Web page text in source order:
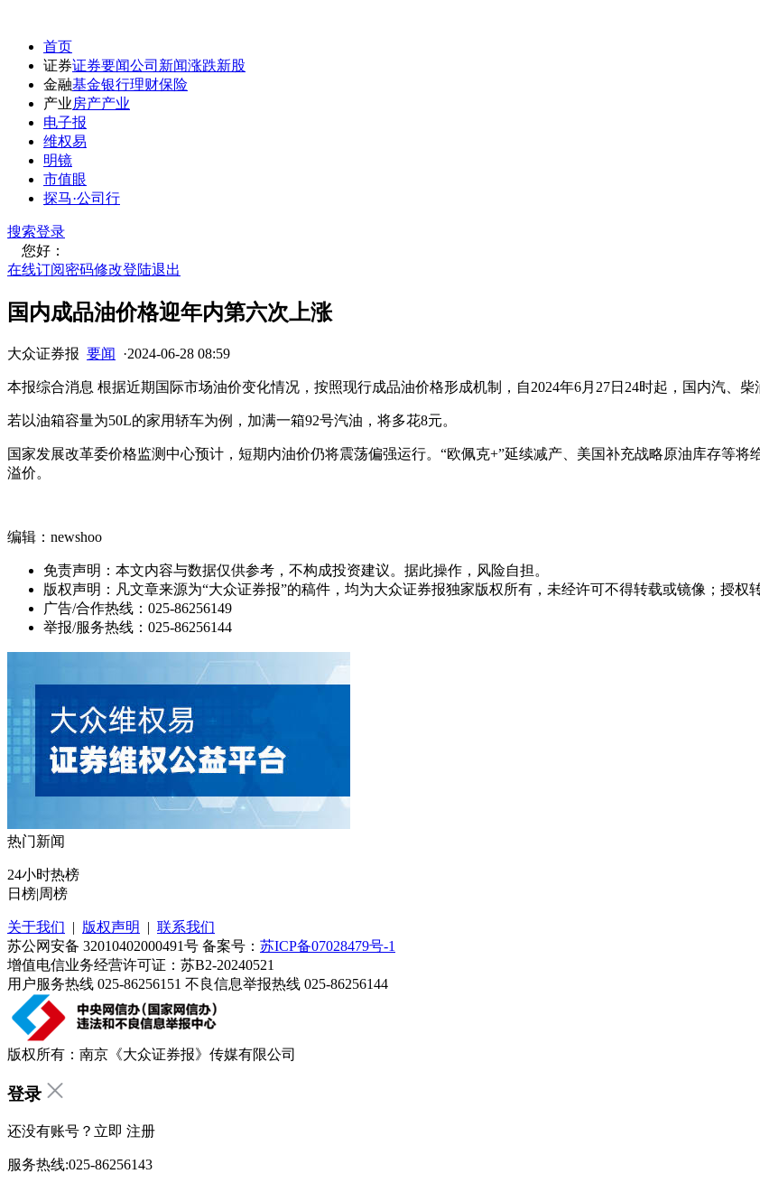
首页
证券证券要闻公司新闻涨跌新股
金融基金银行理财保险
产业房产产业
电子报
维权易
明镜
市值眼
探马·公司行
搜索登录
您好：
在线订阅密码修改登陆退出
国内成品油价格迎年内第六次上涨
大众证券报 要闻 ·2024-06-28 08:59
本报综合消息 根据近期国际市场油价变化情况，按照现行成品油价格形成机制，自2024年6月27日24时起，国内汽、柴
若以油箱容量为50L的家用轿车为例，加满一箱92号汽油，将多花8元。
国家发展改革委价格监测中心预计，短期内油价仍将震荡偏强运行。“欧佩克+”延续减产、美国补充战略原油库存等
溢价。
编辑：newshoo
免责声明：本文内容与数据仅供参考，不构成投资建议。据此操作，风险自担。
版权声明：凡文章来源为“大众证券报”的稿件，均为大众证券报独家版权所有，未经许可不得转载或镜像；授权
广告/合作热线：025-86256149
举报/服务热线：025-86256144
热门新闻
24小时热榜
日榜|周榜
关于我们 | 版权声明 | 联系我们
苏公网安备 32010402000491号 备案号： 苏ICP备07028479号-1
增值电信业务经营许可证：苏B2-20240521
用户服务热线 025-86256151 不良信息举报热线 025-86256144
版权所有：南京《大众证券报》传媒有限公司
登录
还没有账号？立即 注册
服务热线:025-86256143